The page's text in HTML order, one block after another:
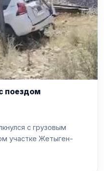
поездом
с грузовым
участке Жетыген-